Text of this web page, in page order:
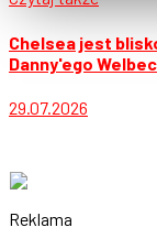
Chelsea jest
Danny'ego
29.07.2026
Reklama